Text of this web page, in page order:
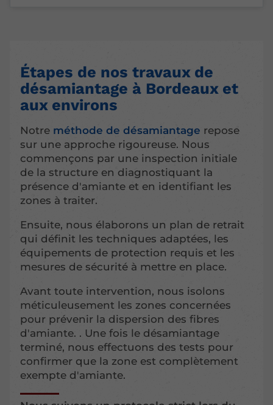
Étapes de nos travaux de
désamiantage à Bordeaux et
aux environs
Notre méthode de désamiantage repose
sur une approche rigoureuse. Nous
commençons par une inspection initiale
de la structure en diagnostiquant la
présence d'amiante et en identifiant les
zones à traiter.
Ensuite, nous élaborons un plan de retrait
qui définit les techniques adaptées, les
équipements de protection requis et les
mesures de sécurité à mettre en place.
Avant toute intervention, nous isolons
méticuleusement les zones concernées
pour prévenir la dispersion des fibres
d'amiante. . Une fois le désamiantage
terminé, nous effectuons des tests pour
confirmer que la zone est complètement
exempte d'amiante.